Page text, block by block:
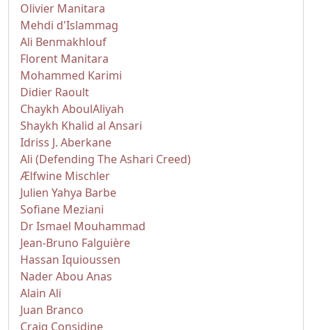
Olivier Manitara
Mehdi d'Islammag
Ali Benmakhlouf
Florent Manitara
Mohammed Karimi
Didier Raoult
Chaykh AboulAliyah
Shaykh Khalid al Ansari
Idriss J. Aberkane
Ali (Defending The Ashari Creed)
Ælfwine Mischler
Julien Yahya Barbe
Sofiane Meziani
Dr Ismael Mouhammad
Jean-Bruno Falguière
Hassan Iquioussen
Nader Abou Anas
Alain Ali
Juan Branco
Craig Considine